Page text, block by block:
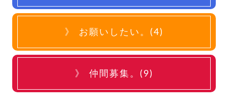
お願いしたい。(4)
仲間募集。(9)